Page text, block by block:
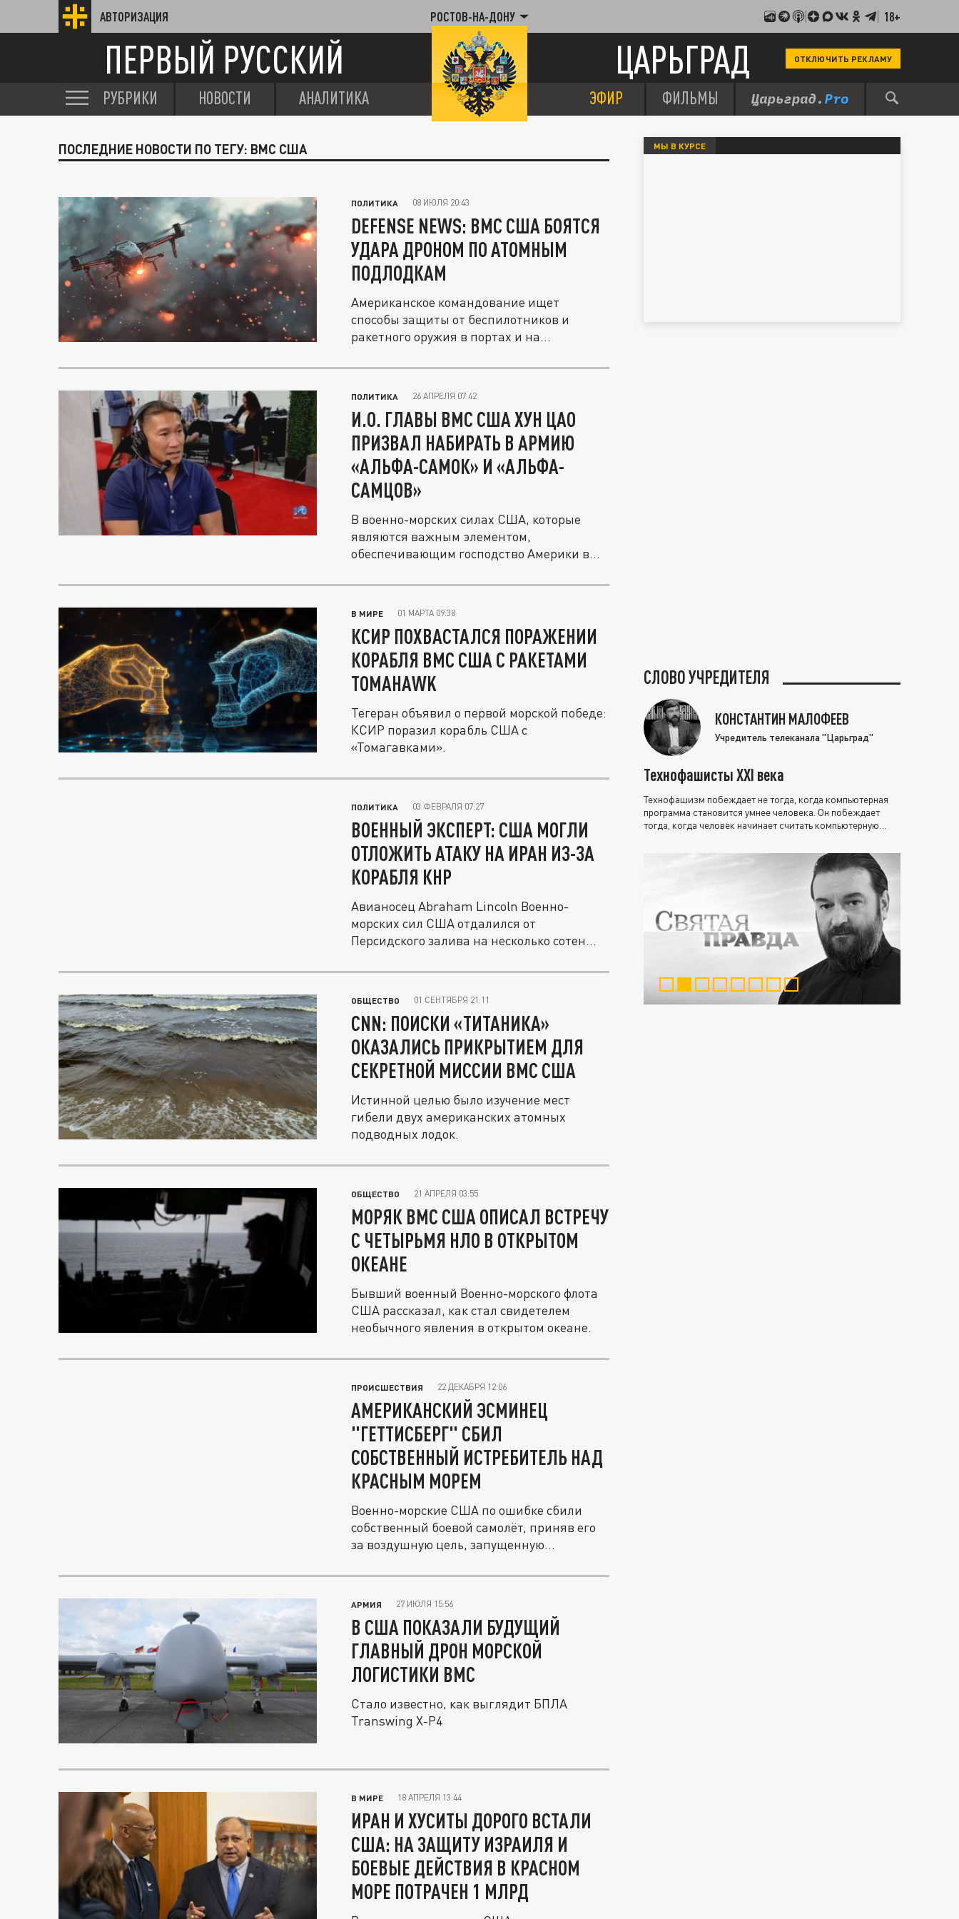
АВТОРИЗАЦИЯ РОСТОВ-НА-ДОНУ 18+
ПЕРВЫЙ РУССКИЙ ЦАРЬГРАД ОТКЛЮЧИТЬ РЕКЛАМУ
РУБРИКИ НОВОСТИ АНАЛИТИКА ЭФИР ФИЛЬМЫ
ПОСЛЕДНИЕ НОВОСТИ ПО ТЕГУ: ВМС США
ПОЛИТИКА 08 ИЮЛЯ 20:43
DEFENSE NEWS: ВМС США БОЯТСЯ
УДАРА ДРОНОМ ПО АТОМНЫМ
ПОДЛОДКАМ
Американское командование ищет
способы защиты от беспилотников и
ракетного оружия в портах и на
ПОЛИТИКА 26 АПРЕЛЯ 07:42
И.О. ГЛАВЫ ВМС США ХУН ЦАО
ПРИЗВАЛ НАБИРАТЬ В АРМИЮ
«АЛЬФА-САМОК» И «АЛЬФА-
САМЦОВ»
В военно-морских силах США, которые
являются важным элементом,
обеспечивающим господство Америки в
В МИРЕ 01 МАРТА 09:38
КСИР ПОХВАСТАЛСЯ ПОРАЖЕНИИ
КОРАБЛЯ ВМС США С РАКЕТАМИ
TOMAHAWK
Тегеран объявил о первой морской победе:
КСИР поразил корабль США с
«Томагавками».
ПОЛИТИКА 03 ФЕВРАЛЯ 07:27
ВОЕННЫЙ ЭКСПЕРТ: США МОГЛИ
ОТЛОЖИТЬ АТАКУ НА ИРАН ИЗ-ЗА
КОРАБЛЯ КНР
Авианосец Abraham Lincoln Военно-
морских сил США отдалился от
Персидского залива на несколько сотен...
ОБЩЕСТВО 01 СЕНТЯБРЯ 21:11
CNN: ПОИСКИ «ТИТАНИКА»
ОКАЗАЛИСЬ ПРИКРЫТИЕМ ДЛЯ
СЕКРЕТНОЙ МИССИИ ВМС США
Истинной целью было изучение мест
гибели двух американских атомных
подводных лодок.
ОБЩЕСТВО 21 АПРЕЛЯ 03:55
МОРЯК ВМС США ОПИСАЛ ВСТРЕЧУ
С ЧЕТЫРЬМЯ НЛО В ОТКРЫТОМ
ОКЕАНЕ
Бывший военный Военно-морского флота
США рассказал, как стал свидетелем
необычного явления в открытом океане.
ПРОИСШЕСТВИЯ 22 ДЕКАБРЯ 12:06
АМЕРИКАНСКИЙ ЭСМИНЕЦ
"ГЕТТИСБЕРГ" СБИЛ
СОБСТВЕННЫЙ ИСТРЕБИТЕЛЬ НАД
КРАСНЫМ МОРЕМ
Военно-морские США по ошибке сбили
собственный боевой самолёт, приняв его
за воздушную цель, запущенную...
АРМИЯ 27 ИЮЛЯ 15:56
В США ПОКАЗАЛИ БУДУЩИЙ
ГЛАВНЫЙ ДРОН МОРСКОЙ
ЛОГИСТИКИ ВМС
Стало известно, как выглядит БПЛА
Transwing X-P4
В МИРЕ 18 АПРЕЛЯ 13:44
ИРАН И ХУСИТЫ ДОРОГО ВСТАЛИ
США: НА ЗАЩИТУ ИЗРАИЛЯ И
БОЕВЫЕ ДЕЙСТВИЯ В КРАСНОМ
МОРЕ ПОТРАЧЕН 1 МЛРД
МЫ В КУРСЕ
СЛОВО УЧРЕДИТЕЛЯ
КОНСТАНТИН МАЛОФЕЕВ
Учредитель телеканала "Царьград"
Технофашисты XXI века
Технофашизм побеждает не тогда, когда компьютерная
программа становится умнее человека. Он побеждает
тогда, когда человек начинает считать компьютерную